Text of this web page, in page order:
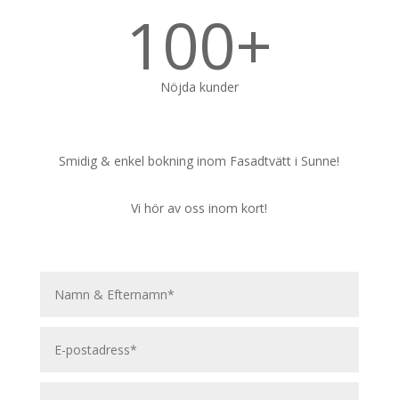
100+
Nöjda kunder
Smidig & enkel bokning inom Fasadtvätt i Sunne!
Vi hör av oss inom kort!